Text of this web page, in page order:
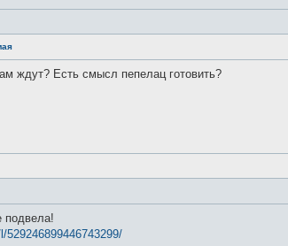
ждут? Есть смысл пепелац готовить?
подвела!
529246899446743299/